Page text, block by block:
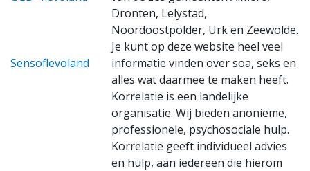
Dronten, Lelystad,
Noordoostpolder, Urk en Zeewolde.
Sensoflevoland
Je kunt op deze website heel veel
informatie vinden over soa, seks en
alles wat daarmee te maken heeft.
Korrelatie is een landelijke
organisatie. Wij bieden anonieme,
professionele, psychosociale hulp.
Korrelatie geeft individueel advies
en hulp, aan iedereen die hierom